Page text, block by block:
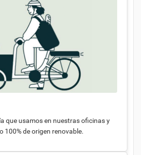
que usamos en nuestras oficinas y
100% de origen renovable.